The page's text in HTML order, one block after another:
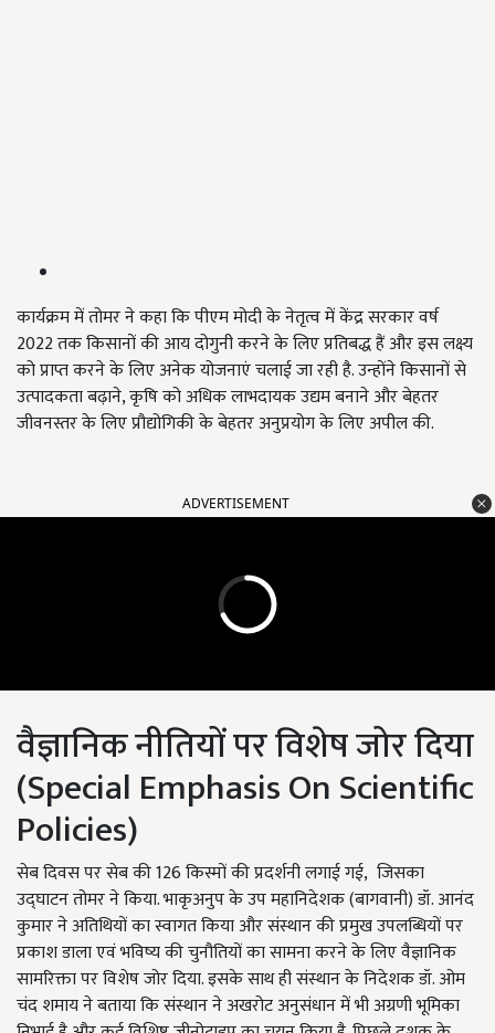
कार्यक्रम में तोमर ने कहा कि पीएम मोदी के नेतृत्व में केंद्र सरकार वर्ष
2022 तक किसानों की आय दोगुनी करने के लिए प्रतिबद्ध हैं और इस लक्ष्य
को प्राप्त करने के लिए अनेक योजनाएं चलाई जा रही है. उन्होंने किसानों से
उत्पादकता बढ़ाने, कृषि को अधिक लाभदायक उद्यम बनाने और बेहतर
जीवनस्तर के लिए प्रौद्योगिकी के बेहतर अनुप्रयोग के लिए अपील की.
ADVERTISEMENT
वैज्ञानिक नीतियों पर विशेष जोर दिया
(Special Emphasis On Scientific
Policies)
सेब दिवस पर सेब की 126 किस्मों की प्रदर्शनी लगाई गई, जिसका
उद्घाटन तोमर ने किया. भाकृअनुप के उप महानिदेशक (बागवानी) डॉ. आनंद
कुमार ने अतिथियों का स्वागत किया और संस्थान की प्रमुख उपलब्धियों पर
प्रकाश डाला एवं भविष्य की चुनौतियों का सामना करने के लिए वैज्ञानिक
सामरिक्ता पर विशेष जोर दिया. इसके साथ ही संस्थान के निदेशक डॉ. ओम
चंद शमाय ने बताया कि संस्थान ने अखरोट अनुसंधान में भी अग्रणी भूमिका